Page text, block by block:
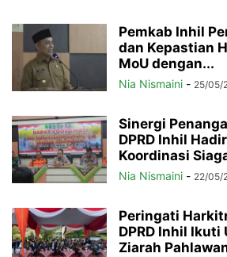
Pemkab Inhil
dan Kepastian
MoU dengan...
Nia Nismaini - 25/05/
Sinergi
DPRD Inhil
Koordinasi
Nia Nismaini - 22/05/
Peringati
DPRD Inhil Ikuti
Ziarah